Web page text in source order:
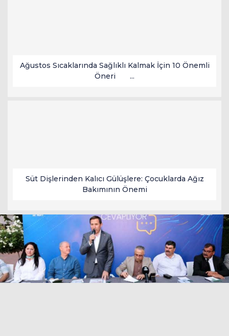
Ağustos Sıcaklarında Sağlıklı Kalmak İçin 10 Önemli
Öneri ...
Süt Dişlerinden Kalıcı Gülüşlere: Çocuklarda Ağız
Bakımının Önemi